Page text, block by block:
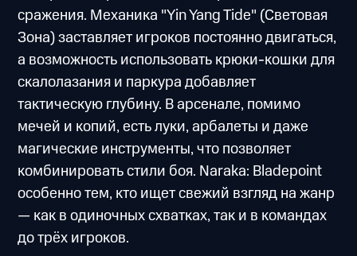
сражения. Механика "Yin Yang Tide" (Световая
Зона) заставляет игроков постоянно двигаться,
а возможность использовать крюки-кошки для
скалолазания и паркура добавляет
тактическую глубину. В арсенале, помимо
мечей и копий, есть луки, арбалеты и даже
магические инструменты, что позволяет
комбинировать стили боя. Naraka: Bladepoint
особенно тем, кто ищет свежий взгляд на жанр
— как в одиночных схватках, так и в командах
до трёх игроков.